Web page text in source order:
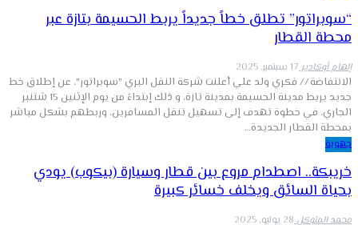
“سوبراتور” تطلق خطاً جديداً يربط الحسيمة بتازة عبر
محطة القطار
إلهام أوكادير17 سبتمبر, 2025
الانتفاضة // فكري ولد علي أعلنت شركة النقل البري "سوبراتور"، عن إطلاق خط
جديد يربط مدينة الحسيمة بمدينة تازة، و ذلك إبتداءً من يوم الإثنين 15 شتنبر
الجاري، في خطوة تهدف إلى تسهيل تنقل المسافرين، وربطهم بشكل مباشر
بمحطة القطار الجديدة…
جهوية
خريبكة.. اصطدام مروع بين قطار وسيارة (بيكوب) يودي
بحياة السائق ويخلف خسائر كبيرة
محمد المتوكل28 يوليو, 2025